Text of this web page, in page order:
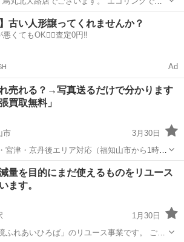
ランド品まで、お客様がご家庭で使わなくな
ります！お品物に応じた当社独自の販路を確
広いお...
イクルショップ 買取
】古い人形譲ってくれませんか？
悪くてもOK🙆‍♀️査定0円‼️
Ad
れ売れる？→写真送るだけで分かります
買取無料」
市
3月30日
宮津・京丹後エリア対応（福知山市から1時間
？ はじめ
す。 「これ売れるのかな？」
リサイクルショップ 無料
量を目的にまだ使えるものをリユース
ます。
1月30日
れあいひろば」のリユース事業です。 ご自